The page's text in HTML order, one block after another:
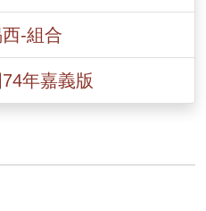
-組合
年嘉義版